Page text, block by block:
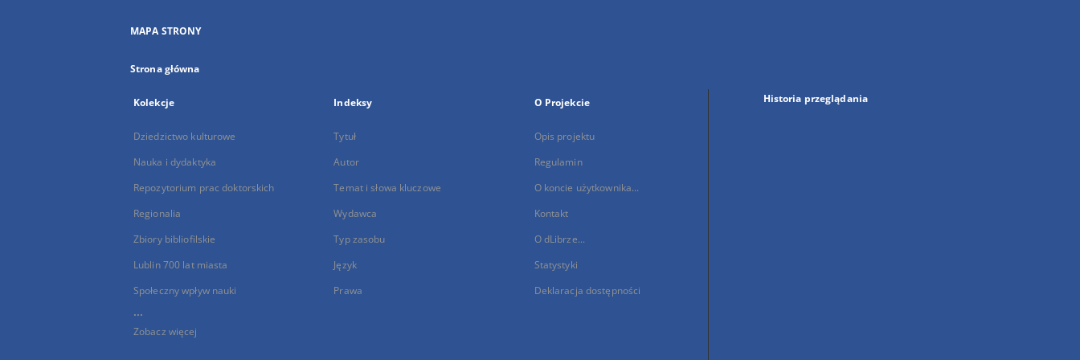
MAPA STRONY
Strona główna
Kolekcje
Dziedzictwo kulturowe
Nauka i dydaktyka
Repozytorium prac doktorskich
Regionalia
Zbiory bibliofilskie
Lublin 700 lat miasta
Społeczny wpływ nauki
...
Zobacz więcej
Indeksy
Tytuł
Autor
Temat i słowa kluczowe
Wydawca
Typ zasobu
Język
Prawa
O Projekcie
Opis projektu
Regulamin
O koncie użytkownika...
Kontakt
O dLibrze...
Statystyki
Deklaracja dostępności
Historia przeglądania